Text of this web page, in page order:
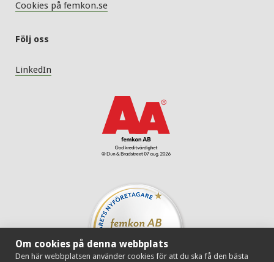
Cookies på femkon.se
Följ oss
LinkedIn
Om cookies på denna webbplats
Den här webbplatsen använder cookies för att du ska få den bästa